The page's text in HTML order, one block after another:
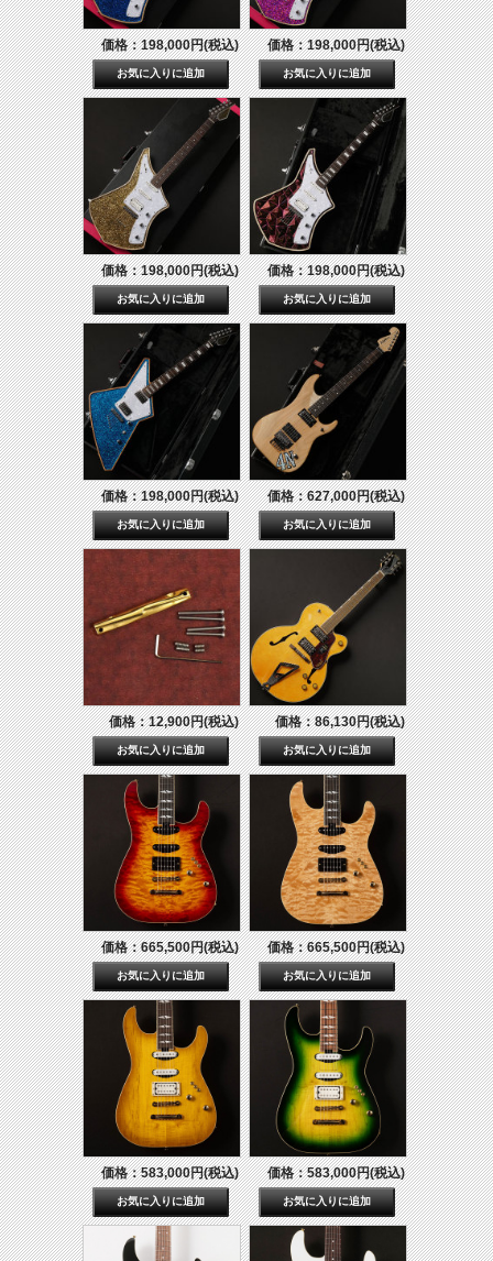
価格：198,000円(税込) 価格：198,000円(税込)
価格：198,000円(税込) 価格：198,000円(税込)
価格：198,000円(税込) 価格：627,000円(税込)
価格：12,900円(税込) 価格：86,130円(税込)
価格：665,500円(税込) 価格：665,500円(税込)
価格：583,000円(税込) 価格：583,000円(税込)